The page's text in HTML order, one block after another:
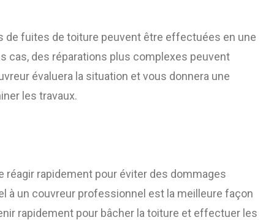
de fuites de toiture peuvent être effectuées en une
cas, des réparations plus complexes peuvent
évaluera la situation et vous donnera une
les travaux.
réagir rapidement pour éviter des dommages
à un couvreur professionnel est la meilleure façon
rapidement pour bâcher la toiture et effectuer les